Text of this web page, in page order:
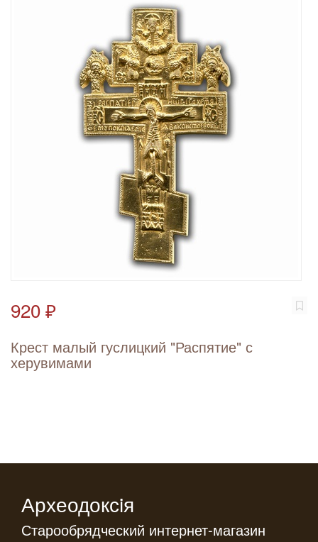
920 ₽
Крест малый гуслицкий "Распятие" с
херувимами
Археодоксiя
Старообрядческий интернет-магазин